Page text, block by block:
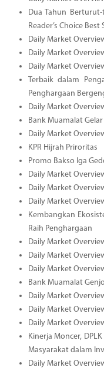
Dua Tahun
Reader’s Choice
Daily Market
Daily Market
Daily Market
Terbaik dalam
Penghargaan
Daily Market
Bank Muamalat Gelar
Daily Market
KPR Hijrah Priroritas
Promo Bakso Iga
Daily Market
Daily Market
Daily Market
Kembangkan
Raih Penghargaan
Daily Market
Daily Market
Daily Market
Bank Muamalat
Daily Market
Daily Market
Daily Market
Kinerja Moncer,
Masyarakat dalam
Daily Market